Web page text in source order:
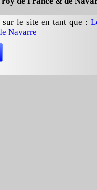
sur le site en tant que :
Navarre